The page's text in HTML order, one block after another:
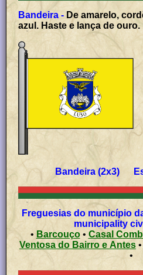
Bandeira - De amarelo,
azul. Haste e lança de ouro.
Bandeira (2x3)
Freguesias do município
municipality
• Barcouço• Casal
Ventosa do Bairro e Antes •
•